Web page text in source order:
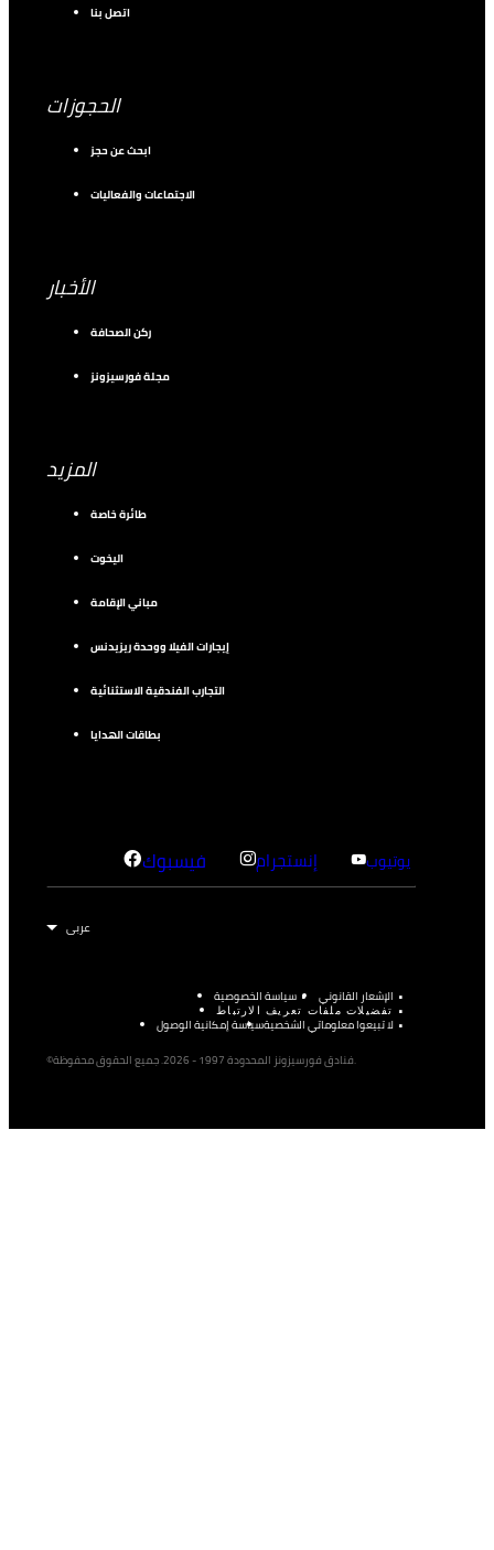
اتصل بنا
الحجوزات
ابحث عن حجز
الاجتماعات والفعاليات
الأخبار
ركن الصحافة
مجلة فورسيزونز
المزيد
طائرة خاصة
اليخوت
مباني الإقامة
إيجارات الفيلا ووحدة ريزيدنس
التجارب الفندقية الاستثنائية
بطاقات الهدايا
فيسبوك إنستجرام يوتيوب
الإشعار القانوني سياسة الخصوصية
تفضيلات ملفات تعريف الارتباط
لا تبيعوا معلوماتي الشخصيةسياسة إمكانية الوصول
©فنادق فورسيزونز المحدودة 1997 - 2026. جميع الحقوق محفوظة.